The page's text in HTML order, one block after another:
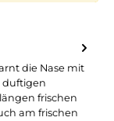
die Nase mit
duftigen
frischen
am frischen